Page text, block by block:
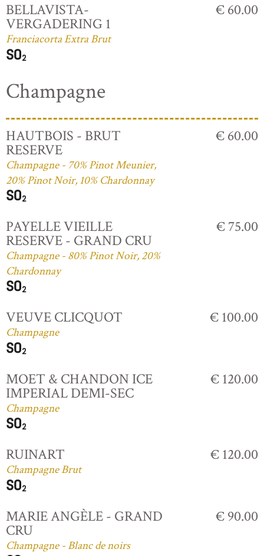
BELLAVISTA-
VERGADERING 1
Franciacorta Extra Brut
€ 60.00
Champagne
HAUTBOIS - BRUT
RESERVE
Champagne - 70% Pinot Meunier,
20% Pinot Noir, 10% Chardonnay
€ 60.00
PAYELLE VIEILLE
RESERVE - GRAND CRU
Champagne - 80% Pinot Noir, 20%
Chardonnay
€ 75.00
VEUVE CLICQUOT
Champagne
€ 100.00
MOET & CHANDON ICE
IMPERIAL DEMI-SEC
Champagne
€ 120.00
RUINART
Champagne Brut
€ 120.00
MARIE ANGÈLE - GRAND
CRU
Champagne - Blanc de noirs
€ 90.00